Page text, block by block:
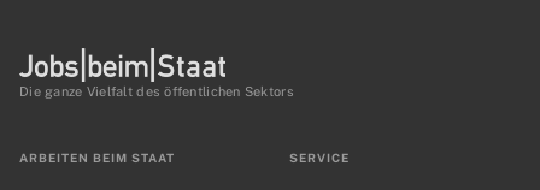
Die ganze Vielfalt des öffentlichen Sektors
ARBEITEN BEIM STAAT SERVICE